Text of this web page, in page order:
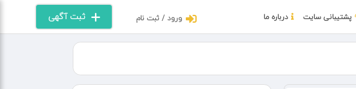
ثبت آگهی ورود / ثبت نام پشتیبانی سایت درباره ما